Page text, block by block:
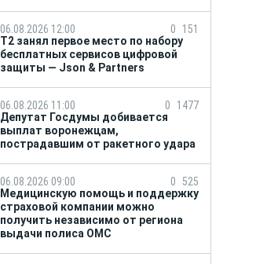
06.08.2026 12:00 0
151
Т2 занял первое место по набору
бесплатных сервисов цифровой
защиты — Json & Partners
06.08.2026 11:00 0
1477
Депутат Госдумы добивается
выплат воронежцам,
пострадавшим от ракетного удара
06.08.2026 09:00 0 525
Медицинскую помощь и поддержку
страховой компании можно
получить независимо от региона
выдачи полиса ОМС